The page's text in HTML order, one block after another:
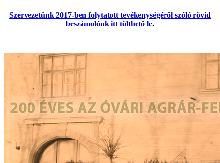
Szervezetünk 2017-ben folytatott tevékenységéről szóló rövid
beszámolónk itt tölthető le.